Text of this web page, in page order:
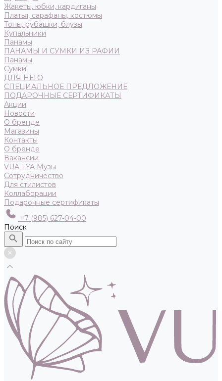
Жакеты, юбки, кардиганы
Платья, сарафаны, костюмы
Топы, рубашки, блузы
Купальники
Панамы
ПАНАМЫ И СУМКИ ИЗ РАФИИ
Панамы
Сумки
ДЛЯ НЕГО
СПЕЦИАЛЬНОЕ ПРЕДЛОЖЕНИЕ
ПОДАРОЧНЫЕ СЕРТИФИКАТЫ
Акции
Новости
О бренде
Магазины
Контакты
О бренде
Вакансии
VUA-LYA Музы
Сотрудничество
Для стилистов
Коллаборации
Подарочные сертификаты
+7 (985) 627-04-00
Поиск